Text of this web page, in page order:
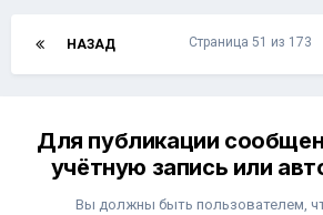
НАЗАД Страница 51 из 173
Для публикации
учётную запись или
Вы должны быть пользователем,